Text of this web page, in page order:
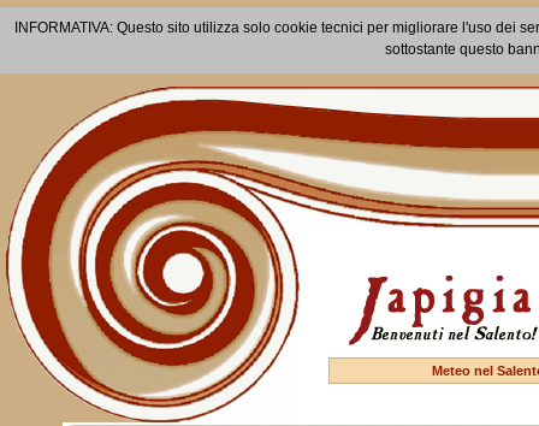
INFORMATIVA: Questo sito utilizza solo cookie tecnici per migliorare l'uso dei
sottostante questo
Meteo nel